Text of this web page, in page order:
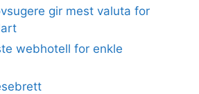
gir mest valuta for
webhotell for enkle